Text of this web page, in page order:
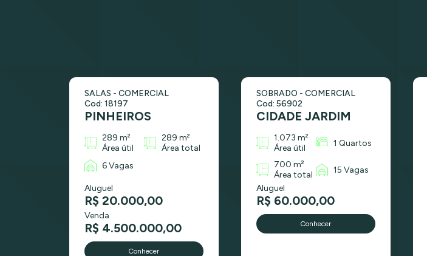
SALAS - COMERCIAL
Cod: 18197
PINHEIROS
289 m²
Área útil
289 m²
Área total
6 Vagas
Aluguel
R$ 20.000,00
Venda
R$ 4.500.000,00
Conhecer
SOBRADO - COMERCIAL
Cod: 56902
CIDADE JARDIM
1.073 m²
Área útil
1 Quartos
700 m²
Área total
15 Vagas
Aluguel
R$ 60.000,00
Conhecer